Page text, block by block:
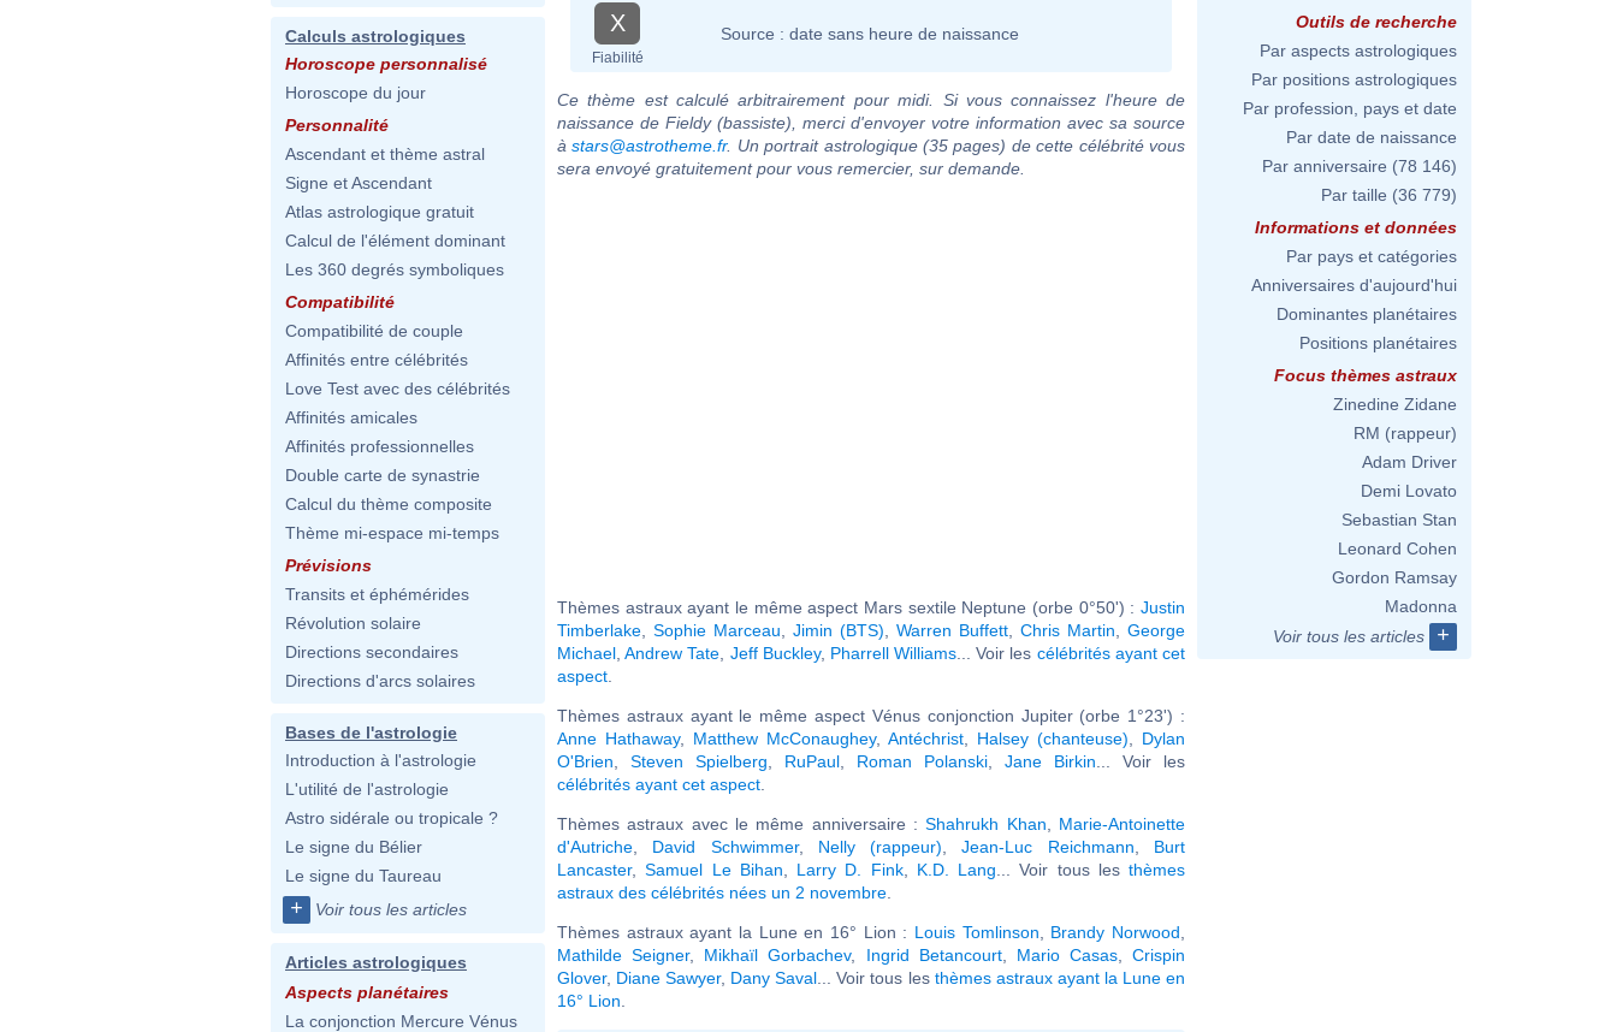
Calculs astrologiques
Horoscope personnalisé
Horoscope du jour
Personnalité
Ascendant et thème astral
Signe et Ascendant
Atlas astrologique gratuit
Calcul de l'élément dominant
Les 360 degrés symboliques
Compatibilité
Compatibilité de couple
Affinités entre célébrités
Love Test avec des célébrités
Affinités amicales
Affinités professionnelles
Double carte de synastrie
Calcul du thème composite
Thème mi-espace mi-temps
Prévisions
Transits et éphémérides
Révolution solaire
Directions secondaires
Directions d'arcs solaires
Bases de l'astrologie
Introduction à l'astrologie
L'utilité de l'astrologie
Astro sidérale ou tropicale ?
Le signe du Bélier
Le signe du Taureau
+ Voir tous les articles
Articles astrologiques
Aspects planétaires
La conjonction Mercure Vénus
X
Fiabilité
Source : date sans heure de naissance
Ce thème est calculé arbitrairement pour midi. Si vous connaissez l'heure de
naissance de Fieldy (bassiste), merci d'envoyer votre information avec sa source
àstars@astrotheme.fr. Un portrait astrologique (35 pages) de cette célébrité vous
sera envoyé gratuitement pour vous remercier, sur demande.
Thèmes astraux ayant le même aspect Mars sextile Neptune (orbe 0°50') : Justin
Timberlake
Sophie Marceau Jimin (BTS) Warren Buffett Chris Martin
George
Michael ,Andrew Tate Jeff Buckley, Pharrell Williams ... Voir les célébrités ayant cet
aspect
Thèmes astraux ayant le même aspect Vénus conjonction Jupiter (orbe 1°23') :
Anne Hathaway, Matthew McConaughey, Antéchrist Halsey (chanteuse)
Dylan
O'Brien
Steven Spielberg RuPaul Roman Polanski Jane Birkin ... Voir les
célébrités ayant cet aspect
Thèmes astraux avec le même anniversaire :Shahrukh Khan
Marie-Antoinette
d'Autriche
David Schwimmer, Nelly (rappeur) ,Jean-Luc Reichmann
Burt
Lancaster,Samuel Le Bihan Larry D. Fink, K.D. Lang ... Voir tous les thèmes
astraux des célébrités nées un 2 novembre
Thèmes astraux ayant la Lune en 16° Lion : Louis Tomlinson Brandy Norwood
Mathilde Seigner, Mikhaïl Gorbachev, Ingrid Betancourt, Mario Casas, Crispin
Glover, Diane Sawyer, Dany Saval ... Voir tous les thèmes astraux ayant la Lune en
16° Lion
Outils de recherche
Par aspects astrologiques
Par positions astrologiques
Par profession, pays et date
Par date de naissance
Par anniversaire (78 146)
Par taille (36 779)
Informations et données
Par pays et catégories
Anniversaires d'aujourd'hui
Dominantes planétaires
Positions planétaires
Focus thèmes astraux
Zinedine Zidane
RM (rappeur)
Adam Driver
Demi Lovato
Sebastian Stan
Leonard Cohen
Gordon Ramsay
Madonna
Voir tous les articles
+